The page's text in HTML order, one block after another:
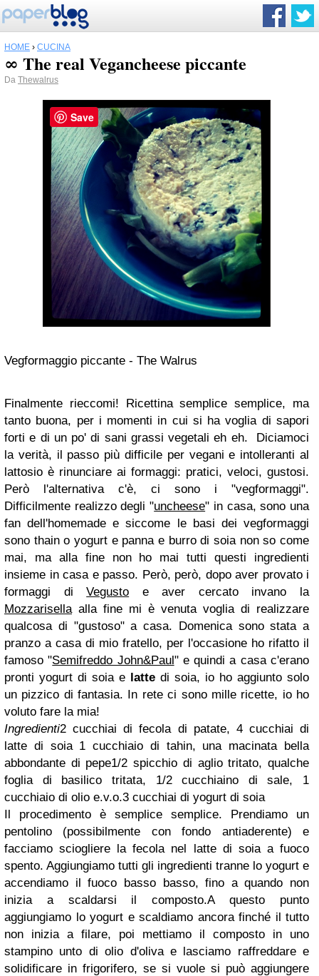
HOME › CUCINA
∞ The real Vegancheese piccante
Da Thewalrus
Vegformaggio piccante - The Walrus
Finalmente rieccomi! Ricettina semplice semplice, ma
tanto buona, per i momenti in cui si ha voglia di sapori
forti e di un po' di sani grassi vegetali eh eh. Diciamoci
la verità, il passo più difficile per vegani e intolleranti al
lattosio è rinunciare ai formaggi: pratici, veloci, gustosi.
Però l'alternativa c'è, ci sono i "vegformaggi".
Difficilmente realizzo degli "uncheese" in casa, sono una
fan dell'homemade e siccome le basi dei vegformaggi
sono thain o yogurt e panna e burro di soia non so come
mai, ma alla fine non ho mai tutti questi ingredienti
insieme in casa e passo. Però, però, dopo aver provato i
formaggi diVegusto e aver cercato invano la
Mozzarisellaalla fine mi è venuta voglia di realizzare
qualcosa di "gustoso" a casa. Domenica sono stata a
pranzo a casa di mio fratello, per l'occasione ho rifatto il
famoso "Semifreddo John&Paul" e quindi a casa c'erano
pronti yogurt di soia e latte di soia, io ho aggiunto solo
un pizzico di fantasia. In rete ci sono mille ricette, io ho
voluto fare la mia!
Ingredienti2 cucchiai di fecola di patate, 4 cucchiai di
latte di soia 1 cucchiaio di tahin, una macinata bella
abbondante di pepe1/2 spicchio di aglio tritato,qualche
foglia di basilico tritata, 1/2 cucchiaino di sale, 1
cucchiaio di olio e.v.o.3 cucchiai di yogurt di soia
Il procedimento è semplice semplice. Prendiamo un
pentolino (possibilmente con fondo antiaderente) e
facciamo sciogliere la fecola nel latte di soia a fuoco
spento. Aggiungiamo tutti gli ingredienti tranne lo yogurt e
accendiamo il fuoco basso basso, fino a quando non
inizia a scaldarsi il composto.A questo punto
aggiungiamo lo yogurt e scaldiamo ancora finché il tutto
non inizia a filare, poi mettiamo il composto in uno
stampino unto di olio d'oliva e lasciamo raffreddare e
solidificare in frigorifero, se si vuole si può aggiungere
Save